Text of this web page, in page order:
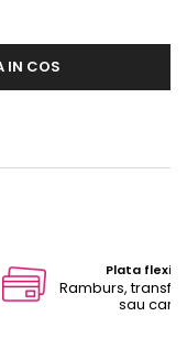
IN COS
Plata
Ramburs,
sau card